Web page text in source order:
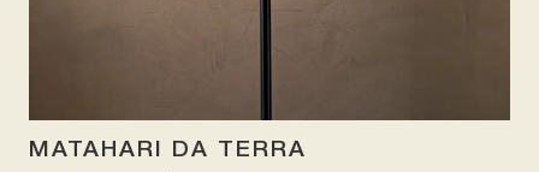
MATAHARI DA TERRA